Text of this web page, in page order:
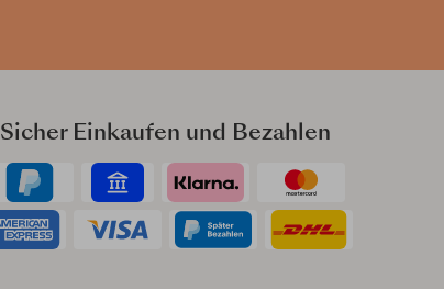
Sicher Einkaufen und Bezahlen